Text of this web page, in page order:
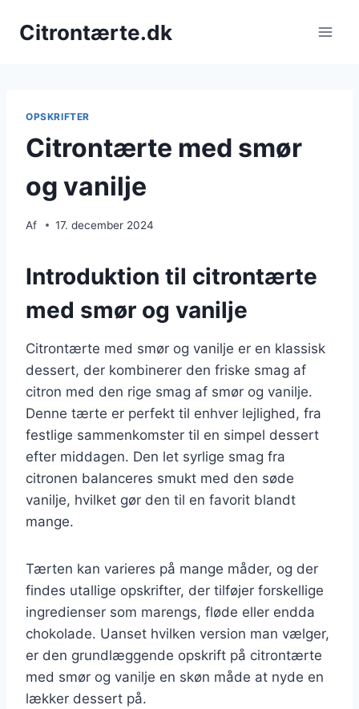
Citrontærte.dk
OPSKRIFTER
Citrontærte med smør
og vanilje
Af 17. december 2024
Introduktion til citrontærte
med smør og vanilje
Citrontærte med smør og vanilje er en klassisk
dessert, der kombinerer den friske smag af
citron med den rige smag af smør og vanilje.
Denne tærte er perfekt til enhver lejlighed, fra
festlige sammenkomster til en simpel dessert
efter middagen. Den let syrlige smag fra
citronen balanceres smukt med den søde
vanilje, hvilket gør den til en favorit blandt
mange.
Tærten kan varieres på mange måder, og der
findes utallige opskrifter, der tilføjer forskellige
ingredienser som marengs, fløde eller endda
chokolade. Uanset hvilken version man vælger,
er den grundlæggende opskrift på citrontærte
med smør og vanilje en skøn måde at nyde en
lækker dessert på.